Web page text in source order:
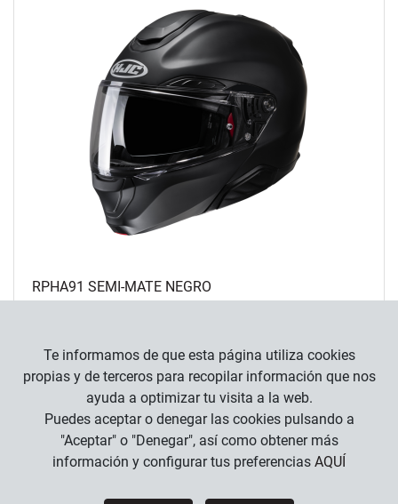
RPHA91 SEMI-MATE NEGRO
Te informamos de que esta página utiliza cookies
propias y de terceros para recopilar información que nos
ayuda a optimizar tu visita a la web.
Puedes aceptar o denegar las cookies pulsando a
"Aceptar" o "Denegar", así como obtener más
información y configurar tus preferencias AQUÍ